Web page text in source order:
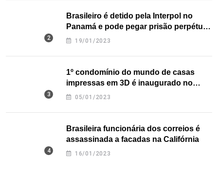
Brasileiro é detido pela Interpol no
Panamá e pode pegar prisão perpétua
nos EUA
19/01/2023
1º condomínio do mundo de casas
impressas em 3D é inaugurado no
Texas
05/01/2023
Brasileira funcionária dos correios é
assassinada a facadas na Califórnia
16/01/2023